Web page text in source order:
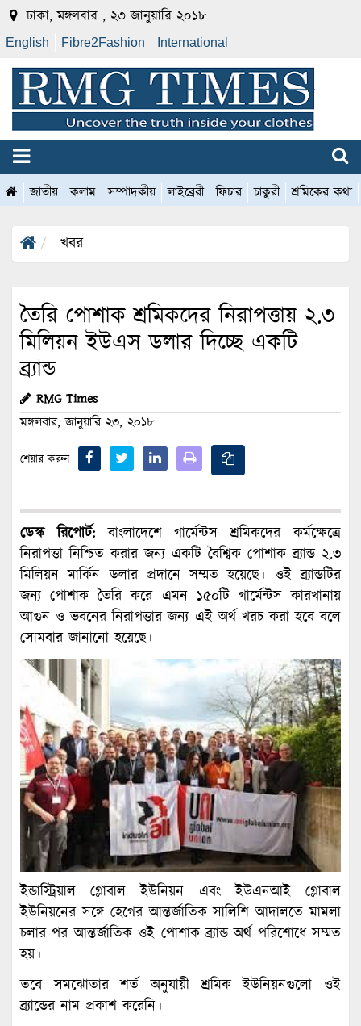
ঢাকা, মঙ্গলবার , ২৩ জানুয়ারি ২০১৮
English Fibre2Fashion International
জাতীয় কলাম সম্পাদকীয় লাইব্রেরী ফিচার চাকুরী শ্রমিকের কথা
খবর
তৈরি পোশাক শ্রমিকদের নিরাপত্তায় ২.৩
মিলিয়ন ইউএস ডলার দিচ্ছে একটি
ব্র্যান্ড
RMG Times
মঙ্গলবার, জানুয়ারি ২৩, ২০১৮
শেয়ার করুন
ডেস্ক রিপোর্ট:বাংলাদেশে গার্মেন্টস শ্রমিকদের কর্মক্ষেত্রে
নিরাপত্তা নিশ্চিত করার জন্য একটি বৈশ্বিক পোশাক ব্র্যান্ড ২.৩
মিলিয়ন মার্কিন ডলার প্রদানে সম্মত হয়েছে। ওই ব্র্যান্ডটির
জন্য পোশাক তৈরি করে এমন ১৫০টি গার্মেন্টস কারখানায়
আগুন ও ভবনের নিরাপত্তার জন্য এই অর্থ খরচ করা হবে বলে
সোমবার জানানো হয়েছে।
ইন্ডাস্ট্রিয়াল গ্লোবাল ইউনিয়ন এবং ইউএনআই গ্লোবাল
ইউনিয়নের সঙ্গে হেগের আন্তর্জাতিক সালিশি আদালতে মামলা
চলার পর আন্তর্জাতিক ওই পোশাক ব্র্যান্ড অর্থ পরিশোধে সম্মত
হয়।
তবে সমঝোতার শর্ত অনুযায়ী শ্রমিক ইউনিয়নগুলো ওই
ব্র্যান্ডের নাম প্রকাশ করেনি।